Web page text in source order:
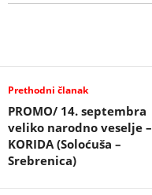
Prethodni članak
PROMO/ 14. septembra
veliko narodno veselje –
KORIDA (Soloćuša –
Srebrenica)